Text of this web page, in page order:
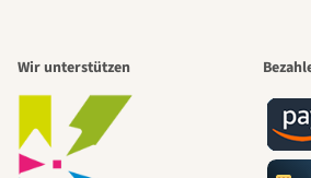
Wir unterstützen